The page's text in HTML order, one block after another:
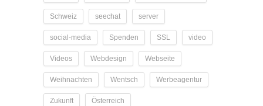
Schweiz seechat server
social-media Spenden SSL video
Videos Webdesign Webseite
Weihnachten Wentsch Werbeagentur
Zukunft Österreich